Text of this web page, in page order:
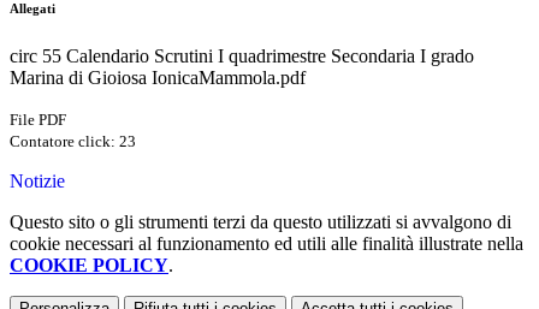
Allegati
circ 55 Calendario Scrutini I quadrimestre Secondaria I grado
Marina di Gioiosa IonicaMammola.pdf
File PDF
Contatore click: 23
Notizie
Questo sito o gli strumenti terzi da questo utilizzati si avvalgono di
cookie necessari al funzionamento ed utili alle finalità illustrate nella
COOKIE POLICY.